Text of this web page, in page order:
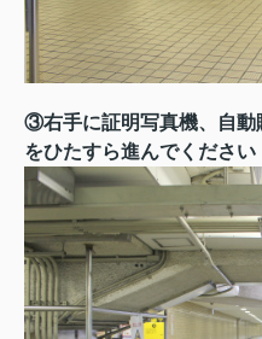
③右手に証明写真機、自動
をひたすら進んでください